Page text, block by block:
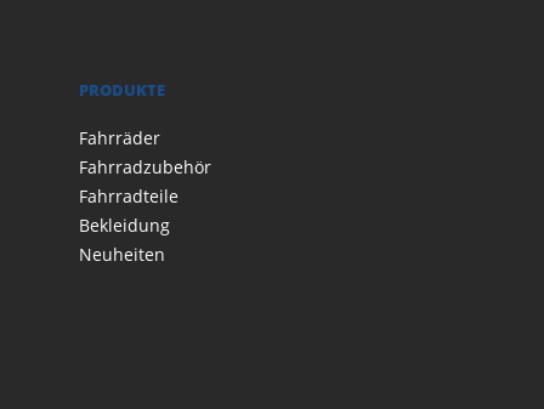
PRODUKTE
Fahrräder
Fahrradzubehör
Fahrradteile
Bekleidung
Neuheiten